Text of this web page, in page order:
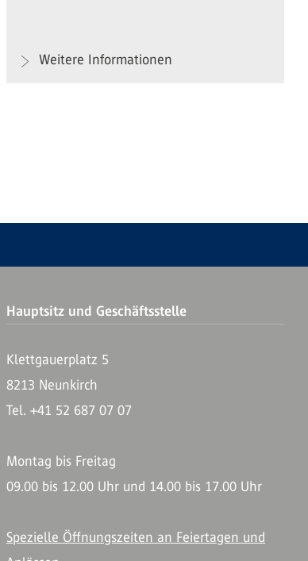
Weitere Informationen
Hauptsitz und Geschäftsstelle
Klettgauerplatz 5
8213 Neunkirch
Tel. +41 52 687 07 07
Montag bis Freitag
09.00 bis 12.00 Uhr und 14.00 bis 17.00 Uhr
Spezielle Öffnungszeiten an Feiertagen und